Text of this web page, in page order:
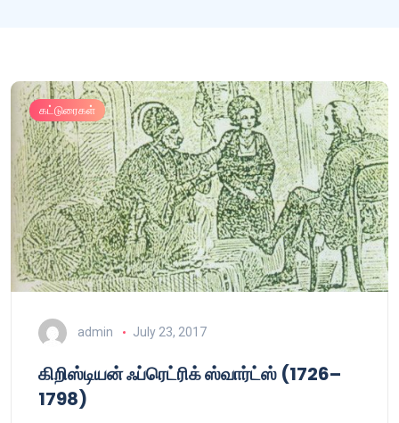
கட்டுரைகள்
admin July 23, 2017
கிறிஸ்டியன் ஃப்ரெட்ரிக் ஸ்வார்ட்ஸ் (1726–
1798)